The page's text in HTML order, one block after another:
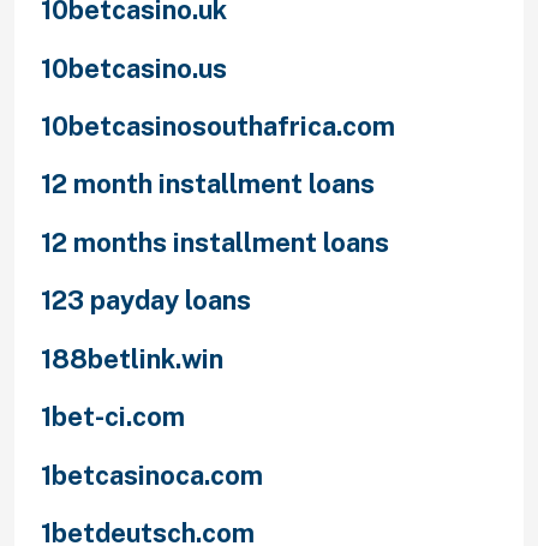
10betcasino.uk
10betcasino.us
10betcasinosouthafrica.com
12 month installment loans
12 months installment loans
123 payday loans
188betlink.win
1bet-ci.com
1betcasinoca.com
1betdeutsch.com